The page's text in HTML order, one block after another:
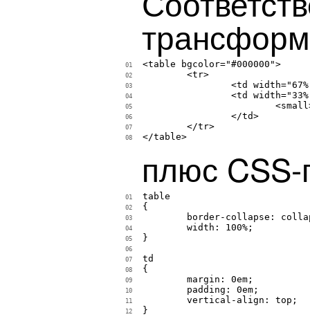
01
02
03
04
05
06
07
08
<table bgcolor="#000000">
	<tr>
		<td width="67%"></td>
		<td width="33%">
			<small>Content with left margin</small>
		</td>
	</tr>
</table>
плюс CSS-
01
02
03
04
05
06
07
08
09
10
11
12
table
{
	width: 100%;
}
td
{
	margin: 0em;
	vertical-align: top;
}